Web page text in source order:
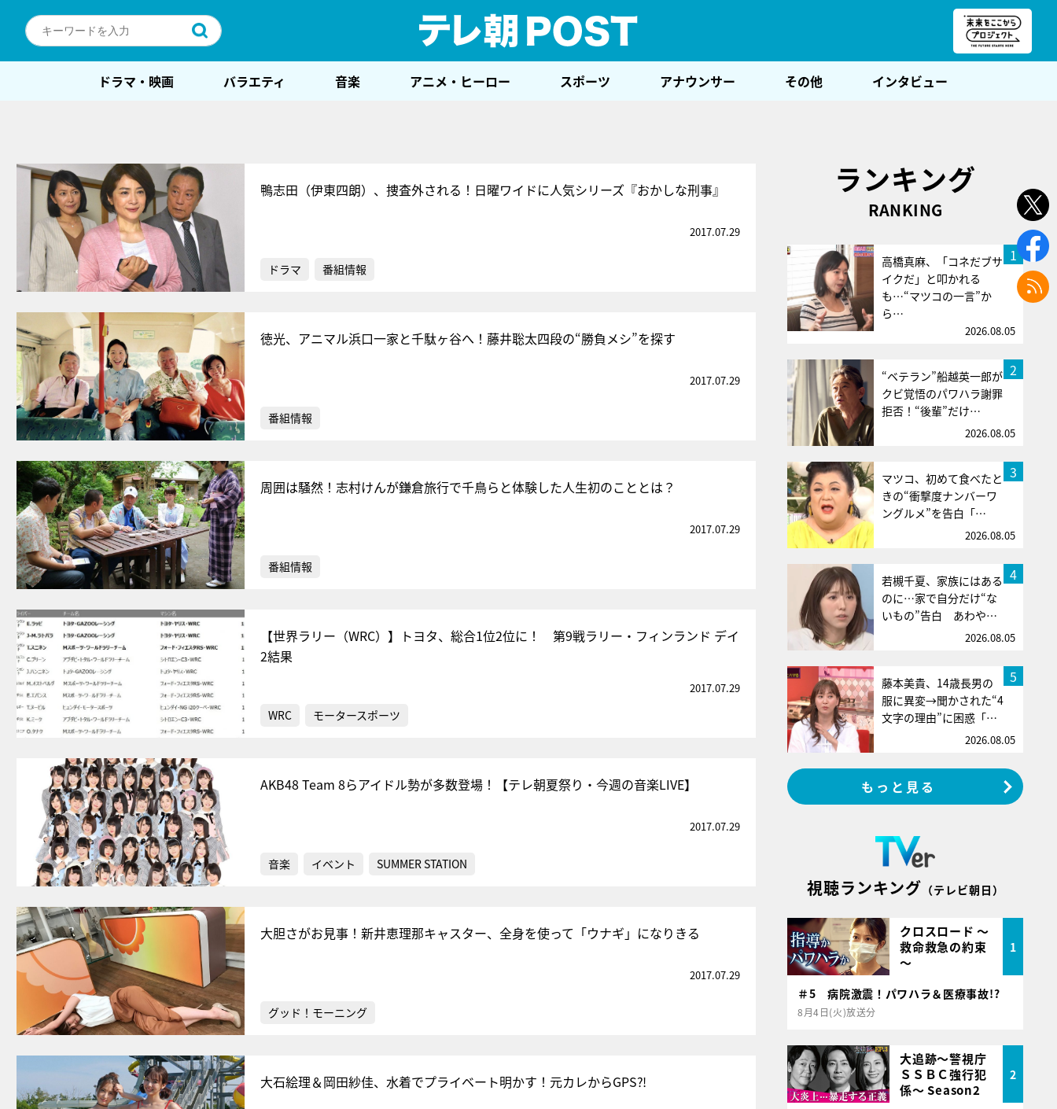
ドラマ・映画 バラエティ 音楽 アニメ・ヒーロー スポーツ アナウンサー その他 インタビュー
鴨志田（伊東四朗）、捜査外される！日曜ワイドに人気シリーズ『おかしな刑事』
2017.07.29
ドラマ 番組情報
徳光、アニマル浜口一家と千駄ヶ谷へ！藤井聡太四段の“勝負メシ”を探す
2017.07.29
番組情報
周囲は騒然！志村けんが鎌倉旅行で千鳥らと体験した人生初のこととは？
2017.07.29
番組情報
【世界ラリー（WRC）】トヨタ、総合1位2位に！ 第9戦ラリー・フィンランド デイ
2結果
2017.07.29
WRC モータースポーツ
AKB48 Team 8らアイドル勢が多数登場！【テレ朝夏祭り・今週の音楽LIVE】
2017.07.29
音楽 イベント SUMMER STATION
大胆さがお見事！新井恵理那キャスター、全身を使って「ウナギ」になりきる
2017.07.29
グッド！モーニング
大石絵理＆岡田紗佳、水着でプライベート明かす！元カレからGPS⁈
ランキング
RANKING
1
高橋真麻、「コネだブサ
イクだ」と叩かれる
も…“マツコの一言”か
ら…
2026.08.05
2
“ベテラン”船越英一郎が
クビ覚悟のパワハラ謝罪
拒否！“後輩”だけ…
2026.08.05
3
マツコ、初めて食べたと
きの“衝撃度ナンバーワ
ングルメ”を告白「…
2026.08.05
4
若槻千夏、家族にはある
のに…家で自分だけ“な
いもの”告白 あわや…
2026.08.05
5
藤本美貴、14歳長男の
服に異変→聞かされた“4
文字の理由”に困惑「…
2026.08.05
もっと見る
視聴ランキング （テレビ朝日）
クロスロード ～
救命救急の約束
～
1
＃5 病院激震！パワハラ＆医療事故!?
8月4日(火)放送分
大追跡～警視庁
ＳＳＢＣ強行犯
係～ Season2
2